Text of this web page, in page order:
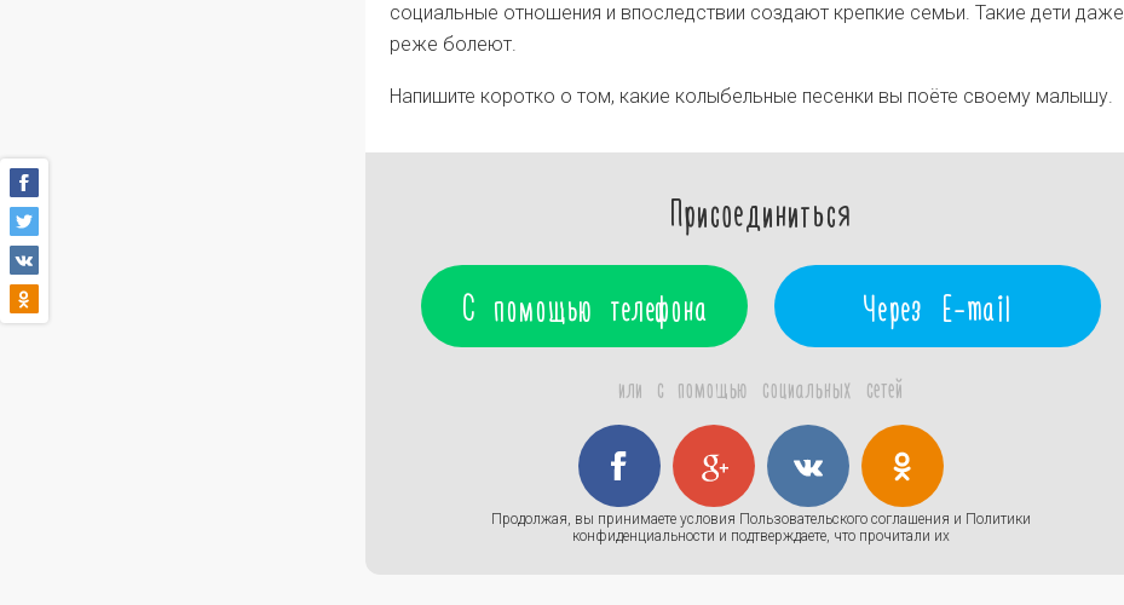
социальные отношения и впоследствии создают крепкие семьи. Такие дети даже
реже болеют.
Напишите коротко о том, какие колыбельные песенки вы поёте своему малышу.
Присоединиться
С помощью телефона Через E-mail
или с помощью социальных сетей
Продолжая, вы принимаете условия Пользовательского соглашения и Политики
конфиденциальности и подтверждаете, что прочитали их